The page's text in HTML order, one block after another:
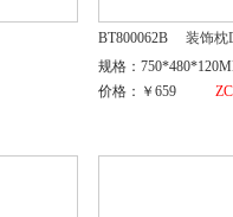
BT800062B
装饰枕
规格：
价格：￥659
ZC